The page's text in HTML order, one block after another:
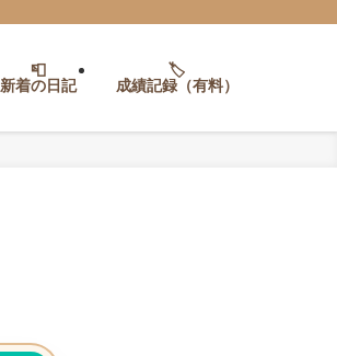
新着の日記 成績記録（有料）